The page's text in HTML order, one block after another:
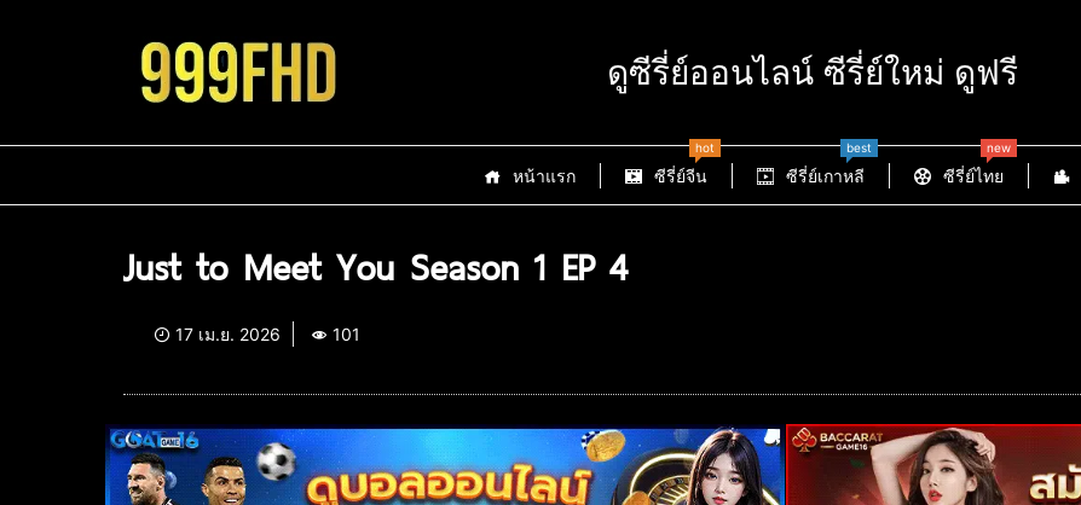
ดูซีรี่ย์ออนไลน์ ซีรี่ย์ใหม่ ดูฟรี
หน้าแรก ซีรี่ย์จีน
hot
ซีรี่ย์เกาหลี
best
ซีรี่ย์ไทย
new
Just to Meet You Season 1 EP 4
17 เม.ย. 2026 101